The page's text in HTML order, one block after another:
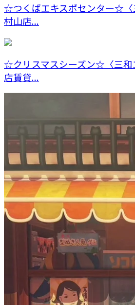
☆つくばエキスポセンター☆〈
村山店...
☆クリスマスシーズン☆〈三和
店賃貸...